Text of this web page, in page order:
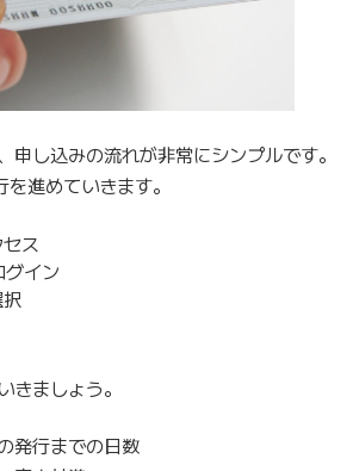
申し込みの流れが非常にシンプルです。
進めていきます。
ス
イン
きましょう。
発行までの日数